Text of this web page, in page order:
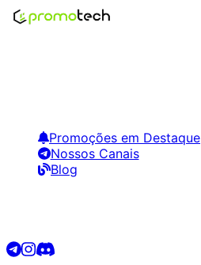
Promoções em Destaque
Nossos Canais
Blog